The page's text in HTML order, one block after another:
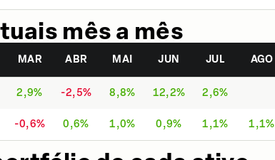
mês a mês
MAR ABR MAI JUN JUL AGO
2,9% -2,5% 8,8% 12,2% 2,6%
-0,6% 0,6% 1,0% 0,9% 1,1% 1,1%